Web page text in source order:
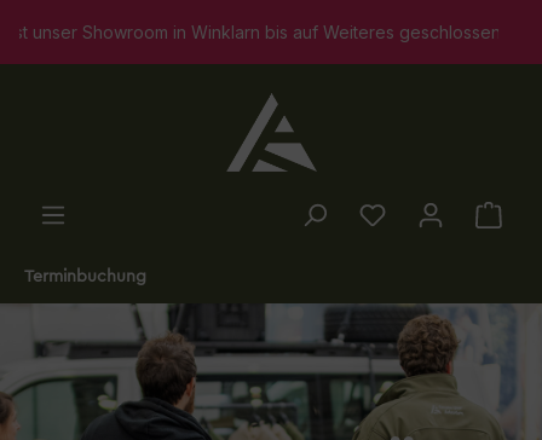
springen
Showroom in Winklarn bis auf Weiteres geschlossen.
Terminbuchung
Slider überspringen